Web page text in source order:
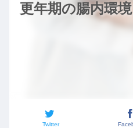
更年期の腸内環境
Twitter